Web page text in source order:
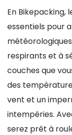
En
essentiels pour
respirants et à
couches que
des
vent et un
intempéries.
serez prêt à